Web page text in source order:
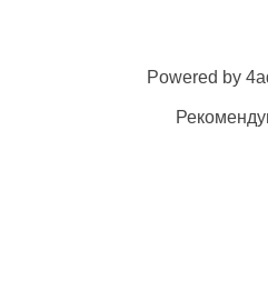
Powered by